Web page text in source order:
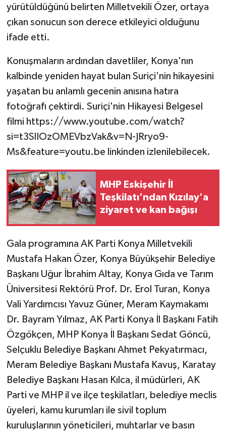
yürütüldüğünü belirten Milletvekili Özer, ortaya
çıkan sonucun son derece etkileyici olduğunu
ifade etti.
Konuşmaların ardından davetliler, Konya'nın
kalbinde yeniden hayat bulan Suriçi'nin hikayesini
yaşatan bu anlamlı gecenin anısına hatıra
fotoğrafı çektirdi. Suriçi'nin Hikayesi Belgesel
filmi https://www.youtube.com/watch?
si=t3SlIOzOMEVbzVak&v=N-JRryo9-
Ms&feature=youtu.be linkinden izlenilebilecek.
MHP Eskişehir İl
Teşkilatı'ndan Kızılay'a
ziyaret ve kan bağışı
Gala programına AK Parti Konya Milletvekili
Mustafa Hakan Özer, Konya Büyükşehir Belediye
Başkanı Uğur İbrahim Altay, Konya Gıda ve Tarım
Üniversitesi Rektörü Prof. Dr. Erol Turan, Konya
Vali Yardımcısı Yavuz Güner, Meram Kaymakamı
Dr. Bayram Yılmaz, AK Parti Konya İl Başkanı Fatih
Özgökçen, MHP Konya İl Başkanı Sedat Göncü,
Selçuklu Belediye Başkanı Ahmet Pekyatırmacı,
Meram Belediye Başkanı Mustafa Kavuş, Karatay
Belediye Başkanı Hasan Kılca, il müdürleri, AK
Parti ve MHP il ve ilçe teşkilatları, belediye meclis
üyeleri, kamu kurumları ile sivil toplum
kuruluşlarının yöneticileri, muhtarlar ve basın